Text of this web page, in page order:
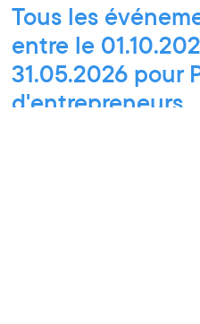
Tous les
entre le
31.05.2026 pour
d'entrepreneurs